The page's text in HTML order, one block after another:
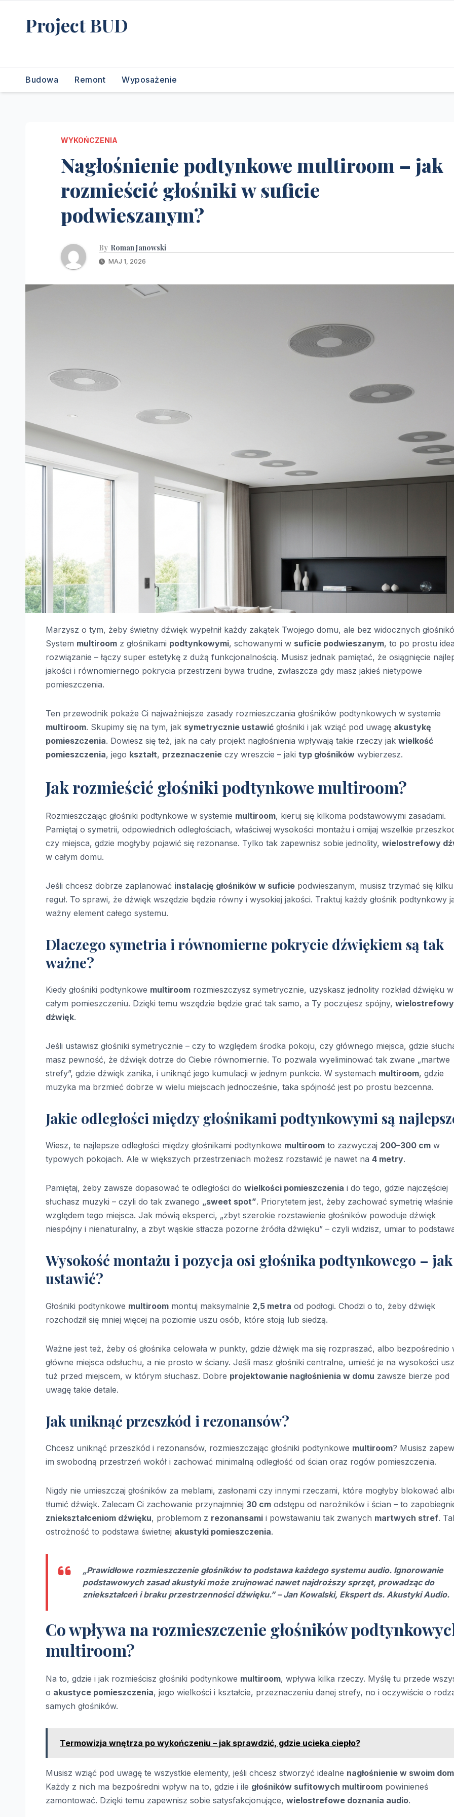
Project BUD
Budowa Remont Wyposażenie
WYKOŃCZENIA
Nagłośnienie podtynkowe multiroom – jak
rozmieścić głośniki w suficie
podwieszanym?
By Roman Janowski
MAJ 1, 2026
Marzysz o tym, żeby świetny dźwięk wypełnił każdy zakątek Twojego domu, ale bez widocznych
System multiroom z głośnikami podtynkowymi, schowanymi w suficie podwieszanym, to po prostu
rozwiązanie – łączy super estetykę z dużą funkcjonalnością. Musisz jednak pamiętać, że osiągnięcie
jakości i równomiernego pokrycia przestrzeni bywa trudne, zwłaszcza gdy masz jakieś nietypowe
pomieszczenia.
Ten przewodnik pokaże Ci najważniejsze zasady rozmieszczania głośników podtynkowych w systemie
multiroom. Skupimy się na tym, jak symetrycznie ustawić głośniki i jak wziąć pod uwagę akustykę
pomieszczenia. Dowiesz się też, jak na cały projekt nagłośnienia wpływają takie rzeczy jak wielkość
pomieszczenia, jego kształt, przeznaczenie czy wreszcie – jaki typ głośników wybierzesz.
Jak rozmieścić głośniki podtynkowe multiroom?
Rozmieszczając głośniki podtynkowe w systemie multiroom, kieruj się kilkoma podstawowymi zasadami.
Pamiętaj o symetrii, odpowiednich odległościach, właściwej wysokości montażu i omijaj wszelkie
czy miejsca, gdzie mogłyby pojawić się rezonanse. Tylko tak zapewnisz sobie jednolity, wielostrefowy
w całym domu.
Jeśli chcesz dobrze zaplanować instalację głośników w suficie podwieszanym, musisz trzymać się kilku
reguł. To sprawi, że dźwięk wszędzie będzie równy i wysokiej jakości. Traktuj każdy głośnik podtynkowy
ważny element całego systemu.
Dlaczego symetria i równomierne pokrycie dźwiękiem są tak
ważne?
Kiedy głośniki podtynkowe multiroom rozmieszczysz symetrycznie, uzyskasz jednolity rozkład dźwięku w
całym pomieszczeniu. Dzięki temu wszędzie będzie grać tak samo, a Ty poczujesz spójny, wielostrefowy
dźwięk.
Jeśli ustawisz głośniki symetrycznie – czy to względem środka pokoju, czy głównego miejsca, gdzie
masz pewność, że dźwięk dotrze do Ciebie równomiernie. To pozwala wyeliminować tak zwane „martwe
strefy”, gdzie dźwięk zanika, i uniknąć jego kumulacji w jednym punkcie. W systemach multiroom, gdzie
muzyka ma brzmieć dobrze w wielu miejscach jednocześnie, taka spójność jest po prostu bezcenna.
Jakie odległości między głośnikami podtynkowymi są
Wiesz, te najlepsze odległości między głośnikami podtynkowe multiroom to zazwyczaj 200–300 cm w
typowych pokojach. Ale w większych przestrzeniach możesz rozstawić je nawet na 4 metry.
Pamiętaj, żeby zawsze dopasować te odległości do wielkości pomieszczenia i do tego, gdzie najczęściej
słuchasz muzyki – czyli do tak zwanego „sweet spot”. Priorytetem jest, żeby zachować symetrię właśnie
względem tego miejsca. Jak mówią eksperci, „zbyt szerokie rozstawienie głośników powoduje dźwięk
niespójny i nienaturalny, a zbyt wąskie stłacza pozorne źródła dźwięku” – czyli widzisz, umiar to
Wysokość montażu i pozycja osi głośnika podtynkowego –
ustawić?
Głośniki podtynkowe multiroom montuj maksymalnie 2,5 metra od podłogi. Chodzi o to, żeby dźwięk
rozchodził się mniej więcej na poziomie uszu osób, które stoją lub siedzą.
Ważne jest też, żeby oś głośnika celowała w punkty, gdzie dźwięk ma się rozpraszać, albo bezpośrednio
główne miejsca odsłuchu, a nie prosto w ściany. Jeśli masz głośniki centralne, umieść je na wysokości
tuż przed miejscem, w którym słuchasz. Dobre projektowanie nagłośnienia w domu zawsze bierze pod
uwagę takie detale.
Jak uniknąć przeszkód i rezonansów?
Chcesz uniknąć przeszkód i rezonansów, rozmieszczając głośniki podtynkowe multiroom? Musisz
im swobodną przestrzeń wokół i zachować minimalną odległość od ścian oraz rogów pomieszczenia.
Nigdy nie umieszczaj głośników za meblami, zasłonami czy innymi rzeczami, które mogłyby blokować
tłumić dźwięk. Zalecam Ci zachowanie przynajmniej 30 cm odstępu od narożników i ścian – to
zniekształceniom dźwięku, problemom z rezonansami i powstawaniu tak zwanych martwych stref.
ostrożność to podstawa świetnej akustyki pomieszczenia.
„Prawidłowe rozmieszczenie głośników to podstawa każdego systemu audio. Ignorowanie
podstawowych zasad akustyki może zrujnować nawet najdroższy sprzęt, prowadząc do
zniekształceń i braku przestrzenności dźwięku.” – Jan Kowalski, Ekspert ds. Akustyki Audio.
Co wpływa na rozmieszczenie głośników
multiroom?
Na to, gdzie i jak rozmieścisz głośniki podtynkowe multiroom, wpływa kilka rzeczy. Myślę tu przede
o akustyce pomieszczenia, jego wielkości i kształcie, przeznaczeniu danej strefy, no i oczywiście o
samych głośników.
Termowizja wnętrza po wykończeniu – jak sprawdzić, gdzie ucieka ciepło?
Musisz wziąć pod uwagę te wszystkie elementy, jeśli chcesz stworzyć idealne nagłośnienie w swoim
Każdy z nich ma bezpośredni wpływ na to, gdzie i ile głośników sufitowych multiroom powinieneś
zamontować. Dzięki temu zapewnisz sobie satysfakcjonujące, wielostrefowe doznania audio.